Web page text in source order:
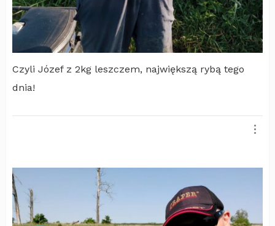
Czyli Józef z 2kg leszczem, największą rybą tego
dnia!